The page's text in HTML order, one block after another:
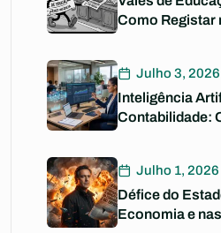
Como Registar
Julho 3, 2026
Inteligência
Contabilidade:
Julho 1, 2026
Défice do
Economia e